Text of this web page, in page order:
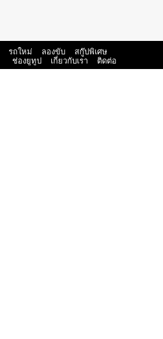
รถใหม่ ลองขับ
สกู๊ปพิเศษ
ช่องยูทูป
เกี่ยวกับเรา ติดต่อ